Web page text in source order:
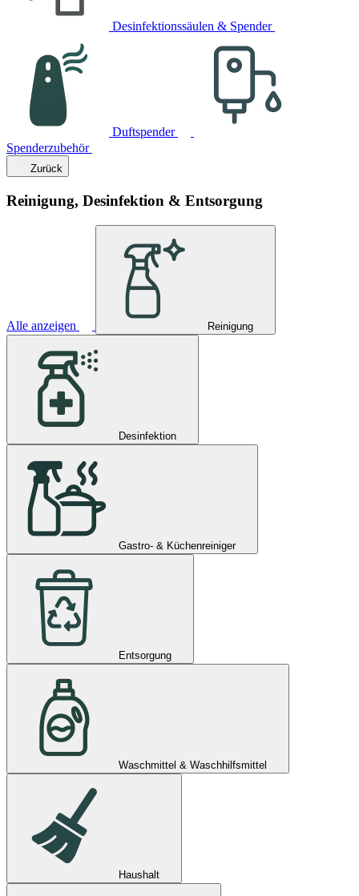
Desinfektionssäulen & Spender
Duftspender
Spenderzubehör
Zurück
Reinigung, Desinfektion & Entsorgung
Alle anzeigen Reinigung
Desinfektion
Gastro- & Küchenreiniger
Entsorgung
Waschmittel & Waschhilfsmittel
Haushalt